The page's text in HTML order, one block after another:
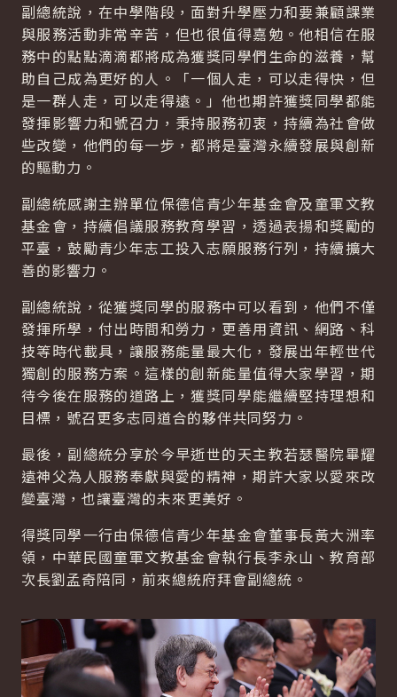
副總統說，在中學階段，面對升學壓力和要兼顧課業
與服務活動非常辛苦，但也很值得嘉勉。他相信在服
務中的點點滴滴都將成為獲獎同學們生命的滋養，幫
助自己成為更好的人。「一個人走，可以走得快，但
是一群人走，可以走得遠。」他也期許獲獎同學都能
發揮影響力和號召力，秉持服務初衷，持續為社會做
些改變，他們的每一步，都將是臺灣永續發展與創新
的驅動力。
副總統感謝主辦單位保德信青少年基金會及童軍文教
基金會，持續倡議服務教育學習，透過表揚和獎勵的
平臺，鼓勵青少年志工投入志願服務行列，持續擴大
善的影響力。
副總統說，從獲獎同學的服務中可以看到，他們不僅
發揮所學，付出時間和勞力，更善用資訊、網路、科
技等時代載具，讓服務能量最大化，發展出年輕世代
獨創的服務方案。這樣的創新能量值得大家學習，期
待今後在服務的道路上，獲獎同學能繼續堅持理想和
目標，號召更多志同道合的夥伴共同努力。
最後，副總統分享於今早逝世的天主教若瑟醫院畢耀
遠神父為人服務奉獻與愛的精神，期許大家以愛來改
變臺灣，也讓臺灣的未來更美好。
得獎同學一行由保德信青少年基金會董事長黃大洲率
領，中華民國童軍文教基金會執行長李永山、教育部
次長劉孟奇陪同，前來總統府拜會副總統。